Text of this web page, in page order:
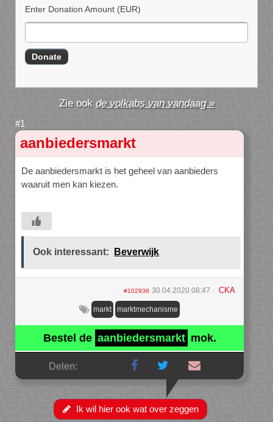
Enter Donation Amount (EUR)
de volkabs van vandaag »
aanbiedersmarkt
De aanbiedersmarkt is het geheel van aanbieders
waaruit men kan kiezen.
Ook interessant: Beverwijk
#102938 30.04.2020 08:47 CKA
markt marktmechanisme
Bestel de aanbiedersmarkt mok.
Delen:
Ik wil hier ook wat over zeggen